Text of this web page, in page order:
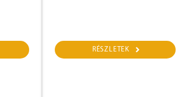
RÉSZLETEK